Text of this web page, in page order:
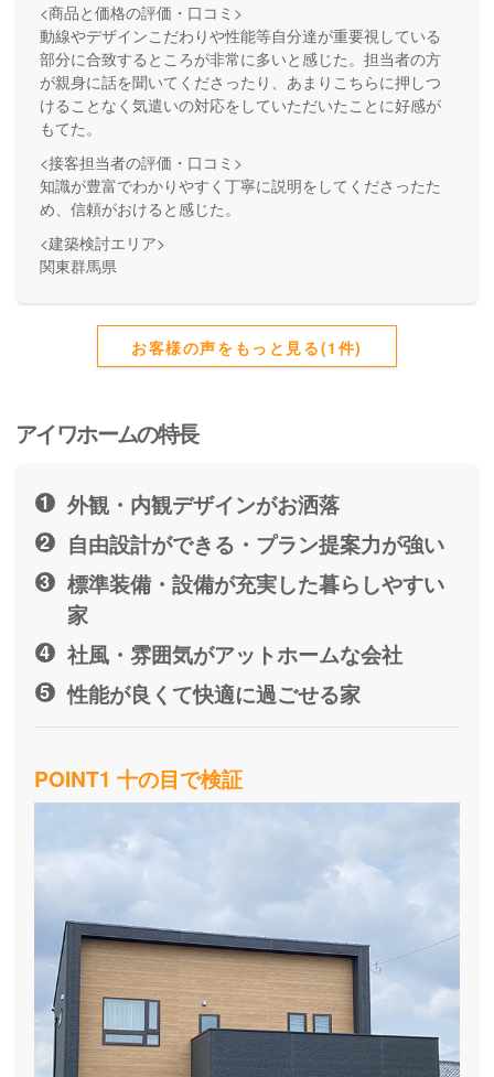
<商品と価格の評価・口コミ>
動線やデザインこだわりや性能等自分達が重要視している
部分に合致するところが非常に多いと感じた。担当者の方
が親身に話を聞いてくださったり、あまりこちらに押しつ
けることなく気遣いの対応をしていただいたことに好感が
もてた。
<接客担当者の評価・口コミ>
知識が豊富でわかりやすく丁寧に説明をしてくださったた
め、信頼がおけると感じた。
<建築検討エリア>
関東群馬県
お客様の声をもっと見る(1件)
アイワホームの特長
外観・内観デザインがお洒落
自由設計ができる・プラン提案力が強い
標準装備・設備が充実した暮らしやすい
家
社風・雰囲気がアットホームな会社
性能が良くて快適に過ごせる家
POINT1 十の目で検証